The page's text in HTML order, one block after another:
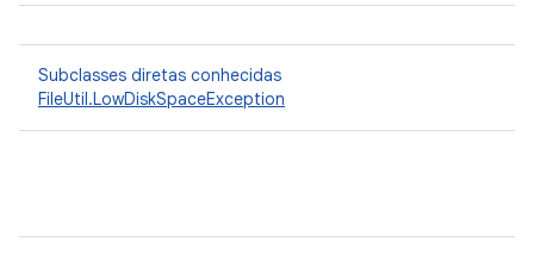
Subclasses diretas conhecidas
FileUtil.LowDiskSpaceException